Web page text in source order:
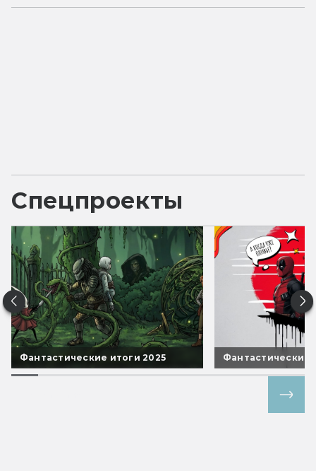
Спецпроекты
Фантастические итоги 2025 Фантастические